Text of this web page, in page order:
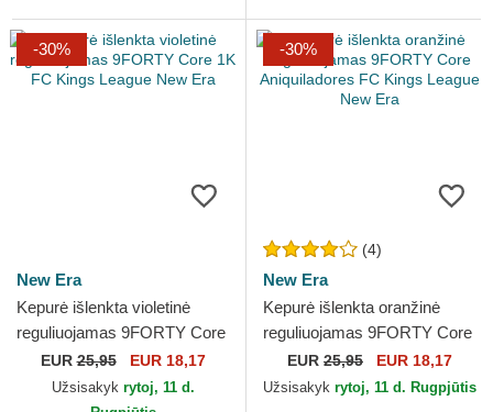
-30%
New Era
Kepurė išlenkta violetinė
reguliuojamas 9FORTY Core
1K FC Kings League New
EUR25,95 EUR 18,17
Užsisakyk rytoj, 11 d.
-30%
(4)
New Era
Kepurė išlenkta oranžinė
reguliuojamas 9FORTY Core
Aniquiladores FC Kings
League New Era
EUR 25,95 EUR 18,17
Užsisakyk rytoj, 11 d. Rugpjūtis